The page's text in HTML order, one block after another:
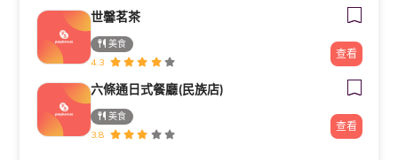
世馨茗茶
美食
4.3
查看
六條通日式餐廳(民族店)
美食
3.8
查看